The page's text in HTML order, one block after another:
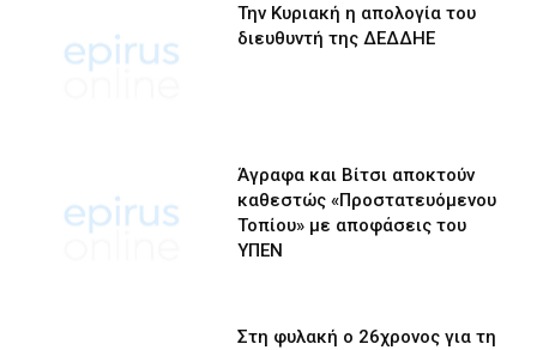
Την Κυριακή η απολογία του
διευθυντή της ΔΕΔΔΗΕ
Άγραφα και Βίτσι αποκτούν
καθεστώς «Προστατευόμενου
Τοπίου» με αποφάσεις του
ΥΠΕΝ
Στη φυλακή ο 26χρονος για τη